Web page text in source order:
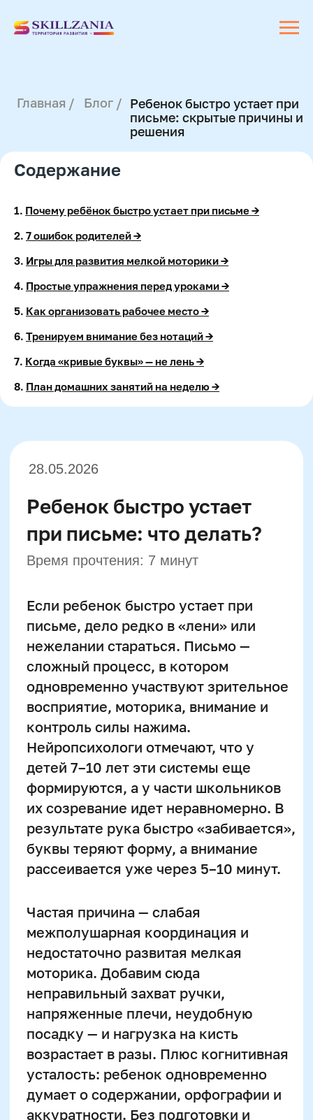
Содержание
1. Почему ребёнок быстро устает при письме →
2. 7 ошибок родителей →
3. Игры для развития мелкой моторики →
4. Простые упражнения перед уроками →
5. Как организовать рабочее место →
6. Тренируем внимание без нотаций →
7. Когда «кривые буквы» — не лень →
8. План домашних занятий на неделю →
Ребенок быстро устает
при письме: что делать?
письме, дело редко в «лени» или
нежелании стараться. Письмо —
сложный процесс, в котором
восприятие, моторика, внимание и
Нейропсихологи отмечают, что у
детей 7–10 лет эти системы еще
формируются, а у части школьников
буквы теряют форму, а внимание
рассеивается уже через 5–10 минут.
28.05.2026
Частая причина — слабая
межполушарная координация и
моторика. Добавим сюда
неправильный захват ручки,
напряженные плечи, неудобную
посадку — и нагрузка на кисть
возрастает в разы. Плюс когнитивная
усталость: ребенок одновременно
думает о содержании, орфографии и
аккуратности. Без подготовки и
грамотной организации процесса
даже усидчивый ученик быстро
«сдает».